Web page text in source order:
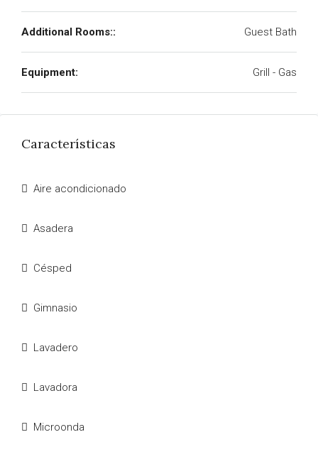
Additional Rooms:: Guest Bath
Equipment: Grill - Gas
Características
Aire acondicionado
Asadera
Césped
Gimnasio
Lavadero
Lavadora
Microonda